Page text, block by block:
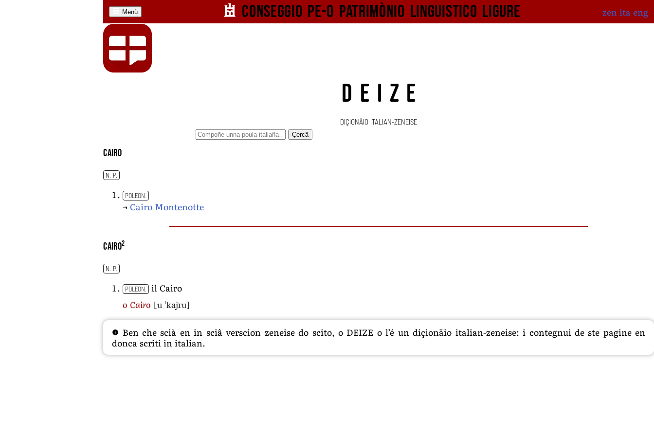
Menù Conseggio pe-o patrimònio linguistico ligure zen ita eng
DEIZE
DIÇIONÄIO ITALIAN-ZENEISE
Çercâ
Cairo
N. P.
POLEON.
→ Cairo Montenotte
Cairo2
N. P.
POLEON.
il Cairo
o Cairo [u ˈkajru]
Ben che scià en in sciâ verscion zeneise do scito, o DEIZE o l’é un diçionäio italian-zeneise: i contegnui de ste pagine en
donca scriti in italian.